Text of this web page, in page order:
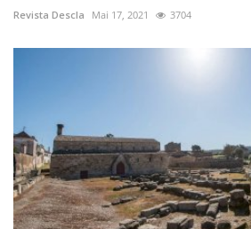
Revista Descla Mai 17, 2021 3704